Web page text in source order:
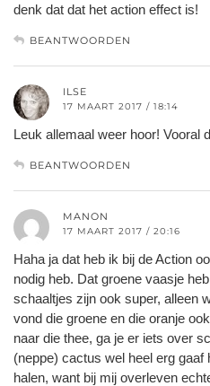
denk dat dat het action effect is!
BEANTWOORDEN
ILSE
17 MAART 2017 / 18:14
Leuk allemaal weer hoor! Vooral
BEANTWOORDEN
MANON
17 MAART 2017 / 20:16
Haha ja dat heb ik bij de Action
nodig heb. Dat groene vaasje
schaaltjes zijn ook super, alleen
vond die groene en die oranje
naar die thee, ga je er iets over
(neppe) cactus wel heel erg
halen, want bij mij overleven